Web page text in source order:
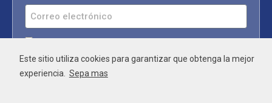
Este sitio utiliza cookies para garantizar que obtenga la mejor
experiencia. Sepa mas
datos personales.